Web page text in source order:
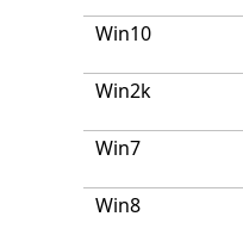
Win10
Win2k
Win7
Win8